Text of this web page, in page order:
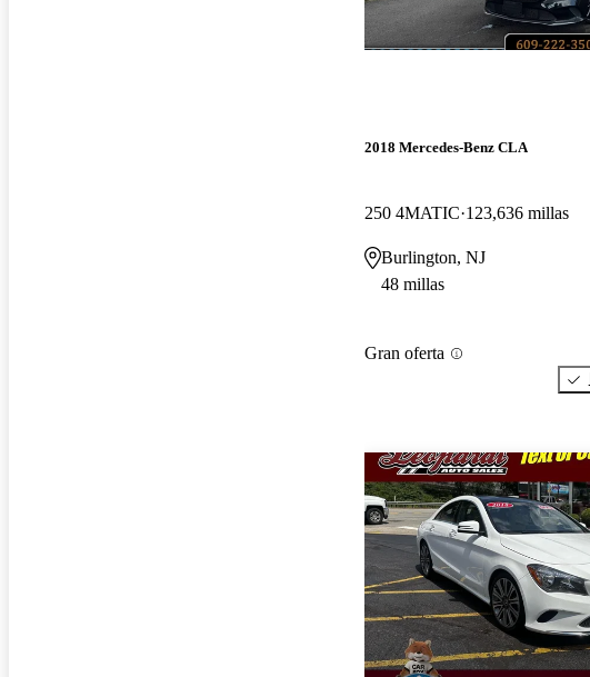
2018 Mercedes-Benz CLA
250 4MATIC 123,636 millas
Burlington, NJ
48 millas
Gran oferta